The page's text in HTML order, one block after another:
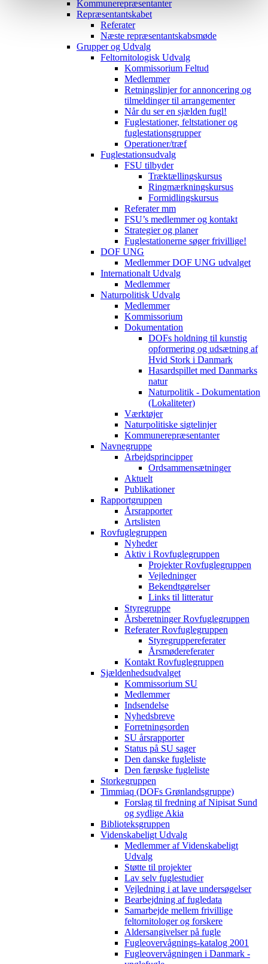
Kommunerepræsentanter
Repræsentantskabet
Referater
Næste repræsentantskabsmøde
Grupper og Udvalg
Feltornitologisk Udvalg
Kommissorium Feltud
Medlemmer
Retningslinjer for annoncering og
tilmeldinger til arrangementer
Når du ser en sjælden fugl!
Fuglestationer, feltstationer og
fuglestationsgrupper
Operationer/træf
Fuglestationsudvalg
FSU tilbyder
Træktællingskursus
Ringmærkningskursus
Formidlingskursus
Referater mm
FSU’s medlemmer og kontakt
Strategier og planer
Fuglestationerne søger frivillige!
DOF UNG
Medlemmer DOF UNG udvalget
Internationalt Udvalg
Medlemmer
Naturpolitisk Udvalg
Medlemmer
Kommissorium
Dokumentation
DOFs holdning til kunstig
opformering og udsætning af
Hvid Stork i Danmark
Hasardspillet med Danmarks
natur
Naturpolitik - Dokumentation
(Lokaliteter)
Værktøjer
Naturpolitiske sigtelinjer
Kommunerepræsentanter
Navnegruppe
Arbejdsprincipper
Ordsammensætninger
Aktuelt
Publikationer
Rapportgruppen
Årsrapporter
Artslisten
Rovfuglegruppen
Nyheder
Aktiv i Rovfuglegruppen
Projekter Rovfuglegruppen
Vejledninger
Bekendtgørelser
Links til litteratur
Styregruppe
Årsberetninger Rovfuglegruppen
Referater Rovfuglegruppen
Styregruppereferater
Årsmødereferater
Kontakt Rovfuglegruppen
Sjældenhedsudvalget
Kommissorium SU
Medlemmer
Indsendelse
Nyhedsbreve
Forretningsorden
SU årsrapporter
Status på SU sager
Den danske fugleliste
Den færøske fugleliste
Storkegruppen
Timmiaq (DOFs Grønlandsgruppe)
Forslag til fredning af Nipisat Sund
og sydlige Akia
Biblioteksgruppen
Videnskabeligt Udvalg
Medlemmer af Videnskabeligt
Udvalg
Støtte til projekter
Lav selv fuglestudier
Vejledning i at lave undersøgelser
Bearbejdning af fugledata
Samarbejde mellem frivillige
feltornitologer og forskere
Aldersangivelser på fugle
Fugleovervågnings-katalog 2001
Fugleovervågningen i Danmark -